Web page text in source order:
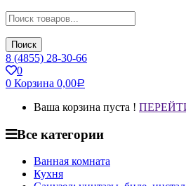
Поиск
8 (4855) 28-30-66
0
0 Корзина 0,00Р
Ваша корзина пуста !
Все категории
Ванная комната
Кухня